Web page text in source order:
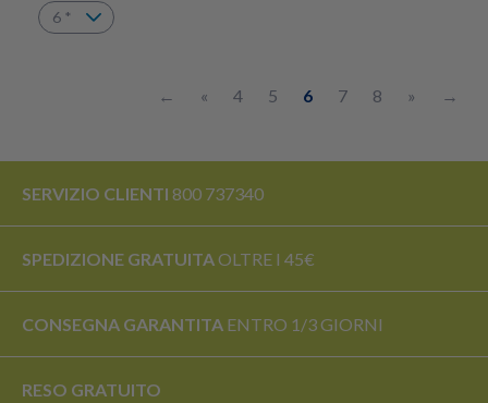
← « 4 5 6 7 8 » →
SERVIZIO CLIENTI 800 737340
SPEDIZIONE GRATUITA OLTRE I 45€
CONSEGNA GARANTITA ENTRO 1/3 GIORNI
RESO GRATUITO